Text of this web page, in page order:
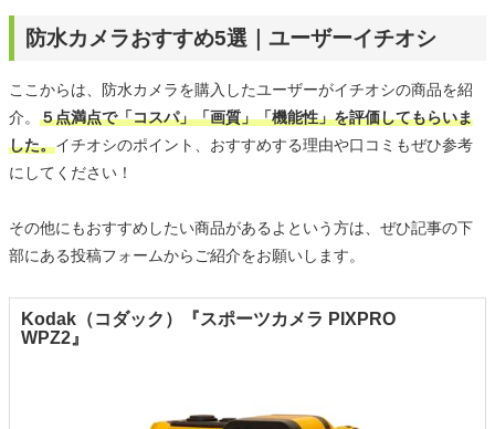
防水カメラおすすめ5選｜ユーザーイチオシ
ここからは、防水カメラを購入したユーザーがイチオシの商品を紹
介。 ５点満点で「コスパ」「画質」「機能性」を評価してもらいま
した。イチオシのポイント、おすすめする理由や口コミもぜひ参考
にしてください！
その他にもおすすめしたい商品があるよという方は、ぜひ記事の下
部にある投稿フォームからご紹介をお願いします。
Kodak（コダック）『スポーツカメラ PIXPRO
WPZ2』